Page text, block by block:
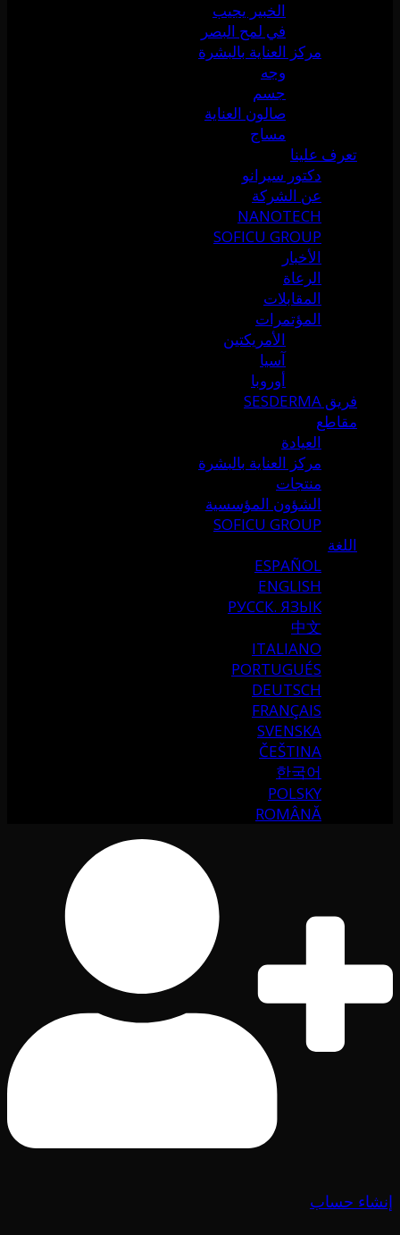
الخبير يجيب
في لمح البصر
مركز العناية بالبشرة
وجه
جسم
صالون العناية
مساج
تعرف علينا
دكتور سيرانو
عن الشركة
NANOTECH
SOFICU GROUP
الأخبار
الرعاة
المقابلات
المؤتمرات
الأمريكتين
آسيا
أوروبا
فريق SESDERMA
مقاطع
العيادة
مركز العناية بالبشرة
منتجات
الشؤون المؤسسية
SOFICU GROUP
اللغة
ESPAÑOL
ENGLISH
РУССК. ЯЗЫК
中文
ITALIANO
PORTUGUÉS
DEUTSCH
FRANÇAIS
SVENSKA
ČEŠTINA
한국어
POLSKY
ROMÂNĂ
إنشاء حساب